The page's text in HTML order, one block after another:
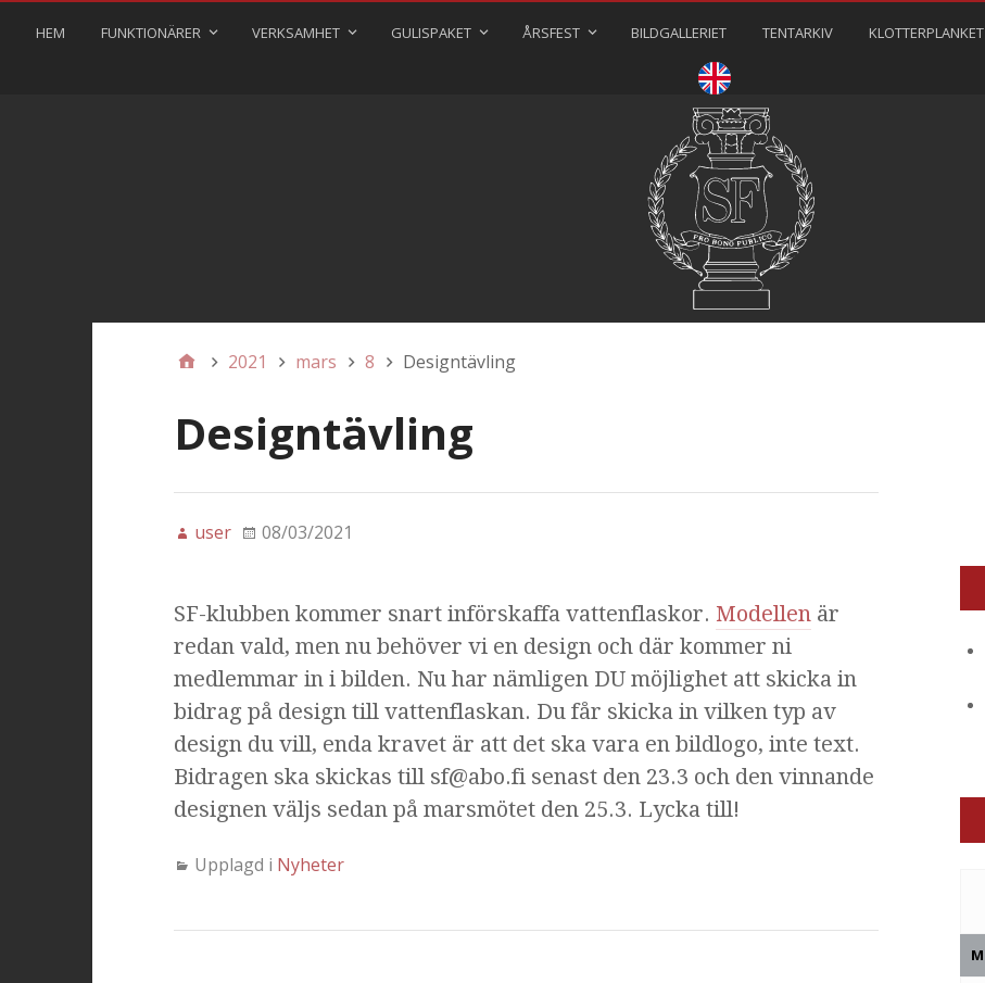
HEM FUNKTIONÄRER VERKSAMHET GULISPAKET ÅRSFEST BILDGALLERIET TENTARKIV KLOTTERPLANKET
⠀⠀⠀
2021 mars 8 Designtävling
Designtävling
user 08/03/2021
SF-klubben kommer snart införskaffa vattenflaskor. Modellenär
redan vald, men nu behöver vi en design och där kommer ni
medlemmar in i bilden. Nu har nämligen DU möjlighet att skicka in
bidrag på design till vattenflaskan. Du får skicka in vilken typ av
design du vill, enda kravet är att det ska vara en bildlogo, inte text.
Bidragen ska skickas till sf@abo.fi senast den 23.3 och den vinnande
designen väljs sedan på marsmötet den 25.3. Lycka till!
Upplagd i Nyheter
M